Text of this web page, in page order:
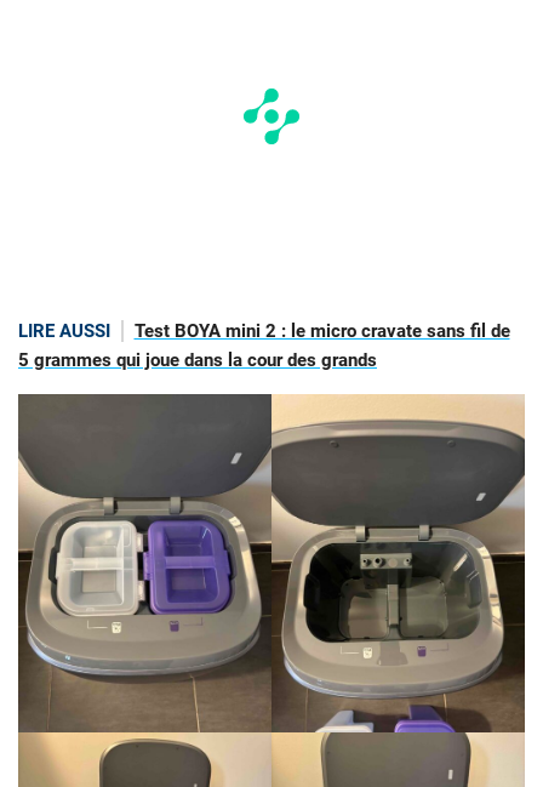
LIRE AUSSI
Test BOYA mini 2 : le micro cravate sans fil de
5 grammes qui joue dans la cour des grands